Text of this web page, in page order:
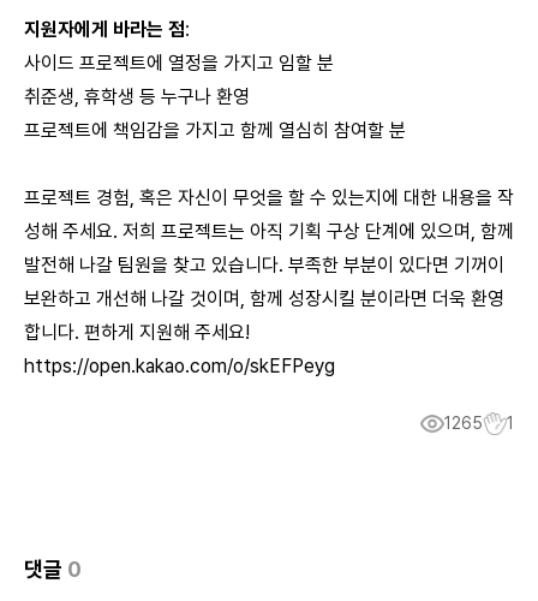
지원자에게 바라는 점:
사이드 프로젝트에 열정을 가지고 임할 분
취준생, 휴학생 등 누구나 환영
프로젝트에 책임감을 가지고 함께 열심히 참여할 분
프로젝트 경험, 혹은 자신이 무엇을 할 수 있는지에 대한 내용을 작
성해 주세요. 저희 프로젝트는 아직 기획 구상 단계에 있으며, 함께
발전해 나갈 팀원을 찾고 있습니다. 부족한 부분이 있다면 기꺼이
보완하고 개선해 나갈 것이며, 함께 성장시킬 분이라면 더욱 환영
합니다. 편하게 지원해 주세요!
https://open.kakao.com/o/skEFPeyg
1265 1
댓글 0